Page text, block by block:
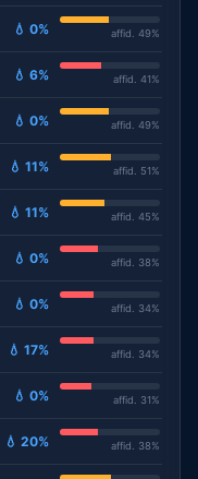
💧 0% affid. 49%
💧 6% affid. 41%
💧 0% affid. 49%
💧 11% affid. 51%
💧 11% affid. 45%
💧 0% affid. 38%
💧 0% affid. 34%
💧 17% affid. 34%
💧 0% affid. 31%
💧 20% affid. 38%